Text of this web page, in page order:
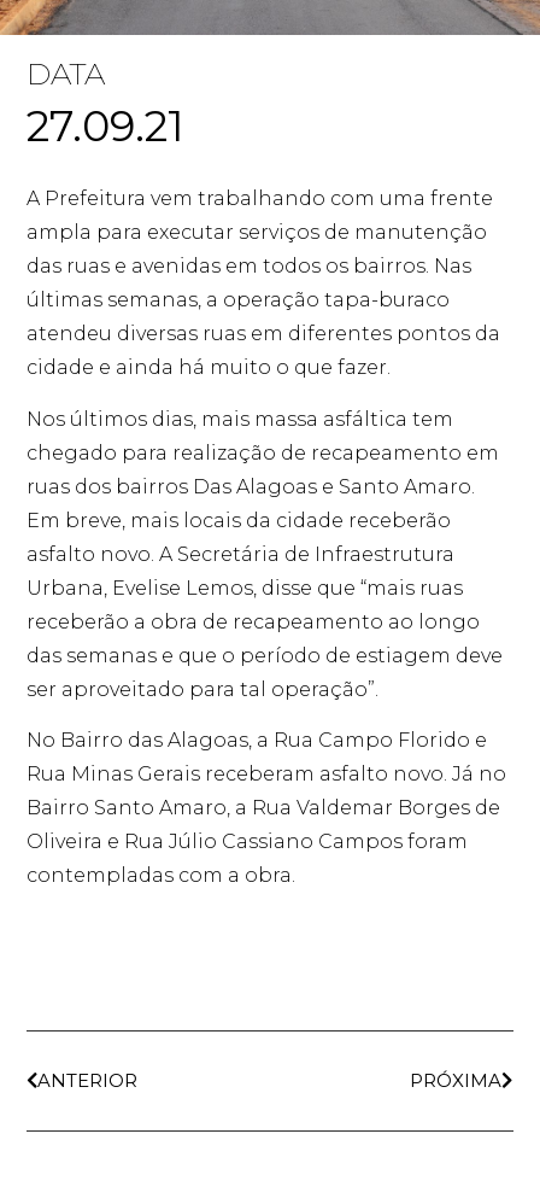
DATA
27.09.21
A Prefeitura vem trabalhando com uma frente
ampla para executar serviços de manutenção
das ruas e avenidas em todos os bairros. Nas
últimas semanas, a operação tapa-buraco
atendeu diversas ruas em diferentes pontos da
cidade e ainda há muito o que fazer.
Nos últimos dias, mais massa asfáltica tem
chegado para realização de recapeamento em
ruas dos bairros Das Alagoas e Santo Amaro.
Em breve, mais locais da cidade receberão
asfalto novo. A Secretária de Infraestrutura
Urbana, Evelise Lemos, disse que “mais ruas
receberão a obra de recapeamento ao longo
das semanas e que o período de estiagem deve
ser aproveitado para tal operação”.
No Bairro das Alagoas, a Rua Campo Florido e
Rua Minas Gerais receberam asfalto novo. Já no
Bairro Santo Amaro, a Rua Valdemar Borges de
Oliveira e Rua Júlio Cassiano Campos foram
contempladas com a obra.
ANTERIOR PRÓXIMA